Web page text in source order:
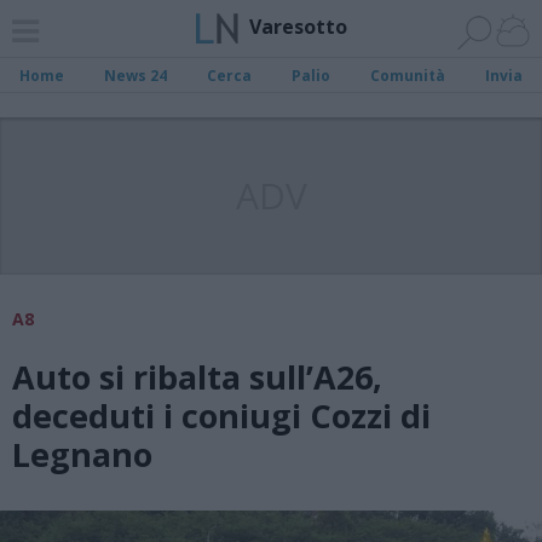
Varesotto
Home News 24 Cerca Palio Comunità Invia
A8
Auto si ribalta sull’A26,
deceduti i coniugi Cozzi di
Legnano